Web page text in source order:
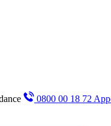
0800 00 18 72